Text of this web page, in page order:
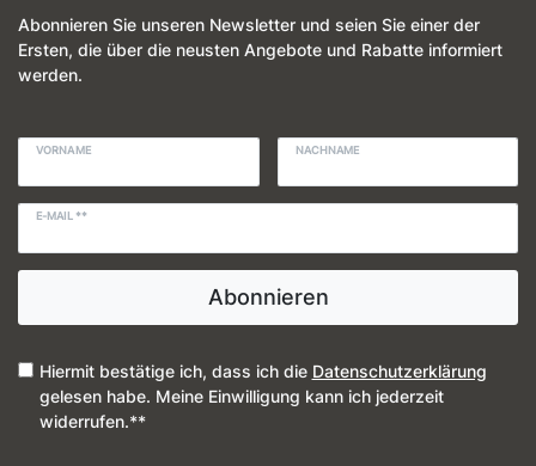
Abonnieren Sie unseren Newsletter und seien Sie einer der
Ersten, die über die neusten Angebote und Rabatte informiert
werden.
VORNAME NACHNAME
E-MAIL **
Abonnieren
Hiermit bestätige ich, dass ich die Daten­schutz­erklärung
gelesen habe. Meine Einwilligung kann ich jederzeit
widerrufen.**